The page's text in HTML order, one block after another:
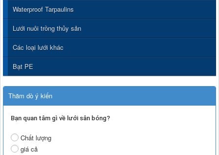
Waterproof Tarpaulins
Lưới nuôi trồng thủy sản
Các loại lưới khác
Bạt PE
Thăm dò ý kiến
Bạn quan tâm gì về lưới sân bóng?
Chất lượng
giá cả